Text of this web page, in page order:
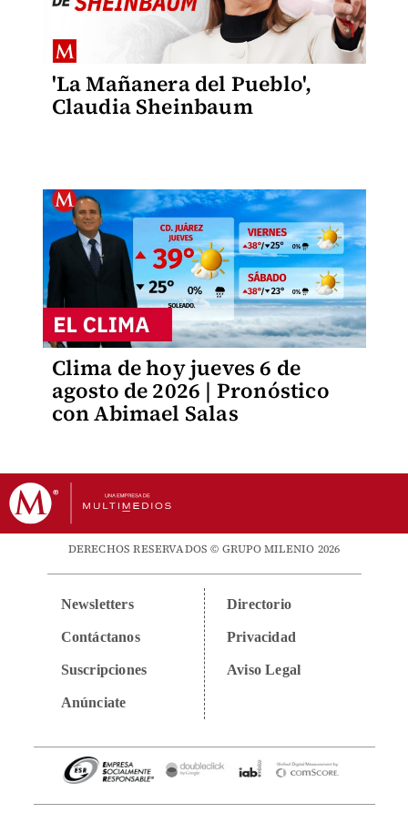
'La Mañanera del Pueblo',
Claudia Sheinbaum
Clima de hoy jueves 6 de
agosto de 2026 | Pronóstico
con Abimael Salas
DERECHOS RESERVADOS © GRUPO MILENIO 2026
Newsletters
Contáctanos
Suscripciones
Anúnciate
Directorio
Privacidad
Aviso Legal